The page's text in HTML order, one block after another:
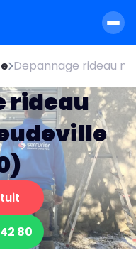
Depannage rideau
rideau
80